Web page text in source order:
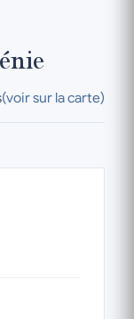
(voir sur la carte)